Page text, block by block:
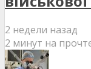
2 недели назад
2 минут на